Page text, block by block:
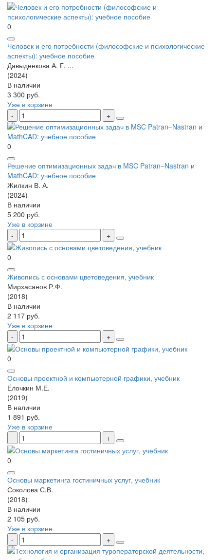
0
Человек и его потребности (философские и психологические
аспекты): учебное пособие
Давыденкова А. Г. ...
(2024)
В наличии
3 300 руб.
Уже в корзине
0
Решение оптимизационных задач в MSC Patran–Nastran и
MathCAD: учебное пособие
Жилкин В. А.
(2024)
В наличии
5 200 руб.
Уже в корзине
0
Живопись с основами цветоведения, учебник
Мирхасанов Р.Ф.
(2018)
В наличии
2 117 руб.
Уже в корзине
0
Основы проектной и компьютерной графики, учебник
Ёлочкин М.Е.
(2019)
В наличии
1 891 руб.
Уже в корзине
0
Основы маркетинга гостиничных услуг, учебник
Соколова С.В.
(2018)
В наличии
2 105 руб.
Уже в корзине